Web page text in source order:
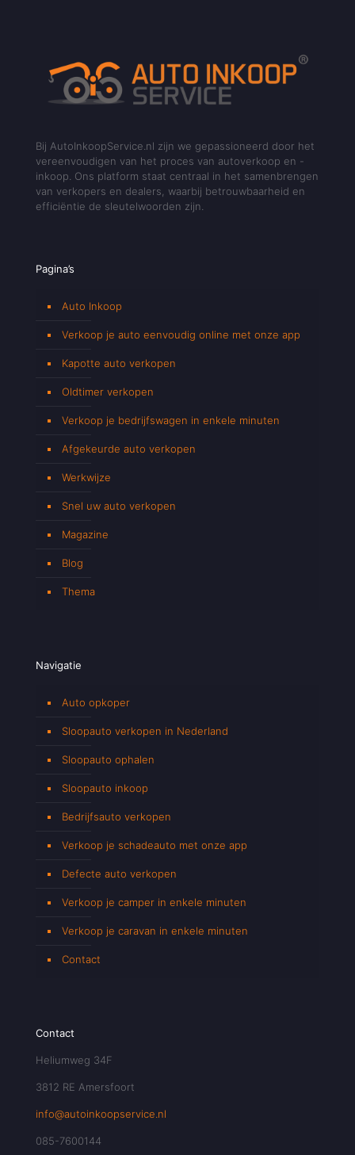
Bij AutoInkoopService.nl zijn we gepassioneerd door het
vereenvoudigen van het proces van autoverkoop en -
inkoop. Ons platform staat centraal in het samenbrengen
van verkopers en dealers, waarbij betrouwbaarheid en
efficiëntie de sleutelwoorden zijn.
Pagina’s
Auto Inkoop
Verkoop je auto eenvoudig online met onze app
Kapotte auto verkopen
Oldtimer verkopen
Verkoop je bedrijfswagen in enkele minuten
Afgekeurde auto verkopen
Werkwijze
Snel uw auto verkopen
Magazine
Blog
Thema
Navigatie
Auto opkoper
Sloopauto verkopen in Nederland
Sloopauto ophalen
Sloopauto inkoop
Bedrijfsauto verkopen
Verkoop je schadeauto met onze app
Defecte auto verkopen
Verkoop je camper in enkele minuten
Verkoop je caravan in enkele minuten
Contact
Contact
Heliumweg 34F
3812 RE Amersfoort
info@autoinkoopservice.nl
085-7600144